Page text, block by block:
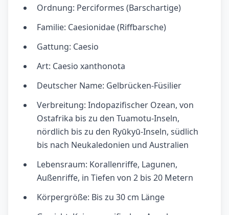
Ordnung: Perciformes (Barschartige)
Familie: Caesionidae (Riffbarsche)
Gattung: Caesio
Art: Caesio xanthonota
Deutscher Name: Gelbrücken-Füsilier
Verbreitung: Indopazifischer Ozean, von
Ostafrika bis zu den Tuamotu-Inseln,
nördlich bis zu den Ryūkyū-Inseln, südlich
bis nach Neukaledonien und Australien
Lebensraum: Korallenriffe, Lagunen,
Außenriffe, in Tiefen von 2 bis 20 Metern
Körpergröße: Bis zu 30 cm Länge